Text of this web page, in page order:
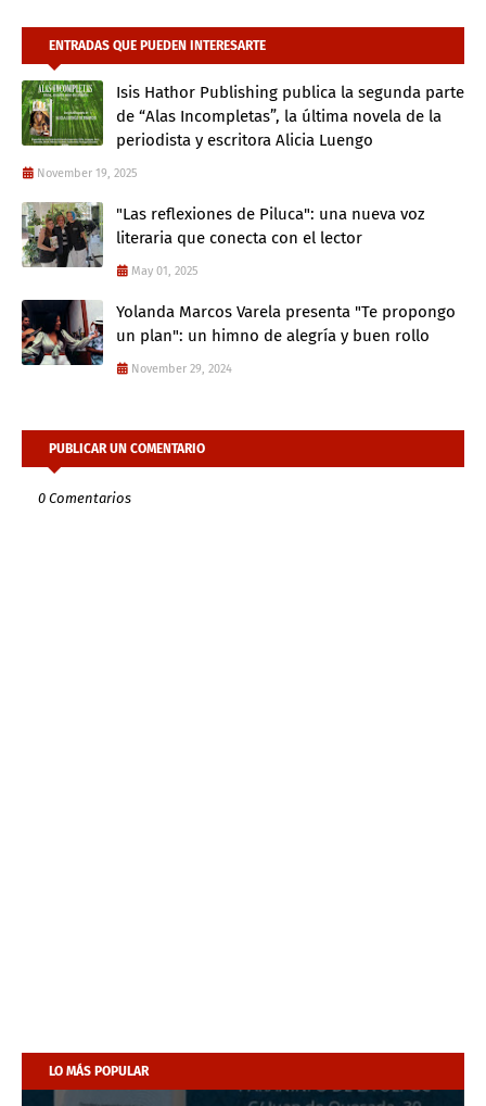
ENTRADAS QUE PUEDEN INTERESARTE
Isis Hathor Publishing publica la segunda parte
de “Alas Incompletas”, la última novela de la
periodista y escritora Alicia Luengo
November 19, 2025
"Las reflexiones de Piluca": una nueva voz
literaria que conecta con el lector
May 01, 2025
Yolanda Marcos Varela presenta "Te propongo
un plan": un himno de alegría y buen rollo
November 29, 2024
PUBLICAR UN COMENTARIO
0 Comentarios
LO MÁS POPULAR